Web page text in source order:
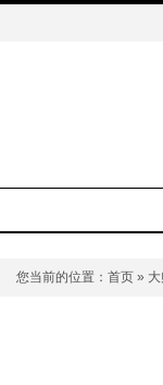
您当前的位置： 首页 »